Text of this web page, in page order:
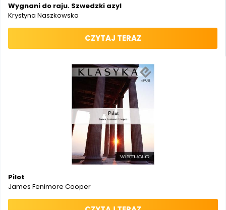
Wygnani do raju. Szwedzki azyl
Krystyna Naszkowska
CZYTAJ TERAZ
Pilot
James Fenimore Cooper